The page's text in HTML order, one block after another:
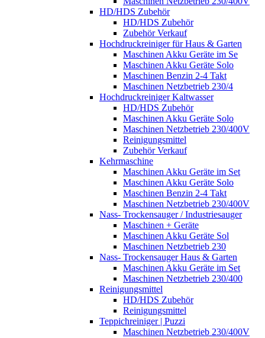
HD/HDS Zubehör
HD/HDS Zubehör
Zubehör Verkauf
Hochdruckreiniger für Haus & Garten
Maschinen Akku Geräte im Se
Maschinen Akku Geräte Solo
Maschinen Benzin 2-4 Takt
Maschinen Netzbetrieb 230/4
Hochdruckreiniger Kaltwasser
HD/HDS Zubehör
Maschinen Akku Geräte Solo
Maschinen Netzbetrieb 230/400V
Reinigungsmittel
Zubehör Verkauf
Kehrmaschine
Maschinen Akku Geräte im Set
Maschinen Akku Geräte Solo
Maschinen Benzin 2-4 Takt
Maschinen Netzbetrieb 230/400V
Nass- Trockensauger / Industriesauger
Maschinen + Geräte
Maschinen Akku Geräte Sol
Maschinen Netzbetrieb 230
Nass- Trockensauger Haus & Garten
Maschinen Akku Geräte im Set
Maschinen Netzbetrieb 230/400
Reinigungsmittel
HD/HDS Zubehör
Reinigungsmittel
Teppichreiniger | Puzzi
Maschinen Netzbetrieb 230/400V